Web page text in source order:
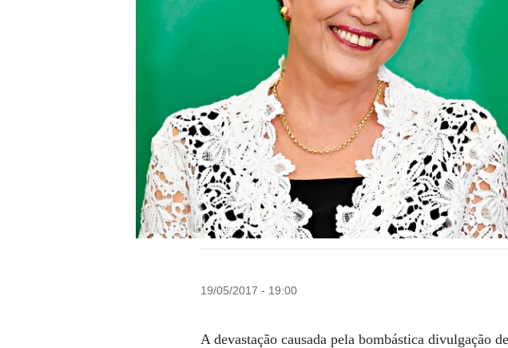
19/05/2017 - 19:00
A devastação causada pela bombástica divulgação